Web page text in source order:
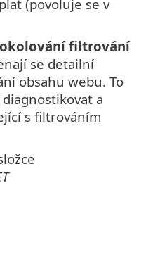
(povoluje se v
filtrování
se detailní
obsahu webu. To
a
s filtrováním